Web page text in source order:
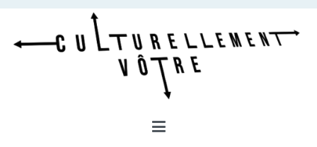
Aller
contenu